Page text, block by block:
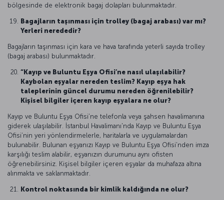
bölgesinde de elektronik bagaj dolapları bulunmaktadır.
Bagajların taşınması için trolley (bagaj arabası) var mı?
Yerleri nerededir?
Bagajların taşınması için kara ve hava tarafında yeterli sayıda trolley
(bagaj arabası) bulunmaktadır.
“Kayıp ve Buluntu Eşya Ofisi’ne nasıl ulaşılabilir?
Kaybolan eşyalar nereden teslim? Kayıp eşya hak
taleplerinin güncel durumu nereden öğrenilebilir?
Kişisel bilgiler içeren kayıp eşyalara ne olur?
Kayıp ve Buluntu Eşya Ofisi’ne telefonla veya şahsen havalimanına
giderek ulaşılabilir. İstanbul Havalimanı'nda Kayıp ve Buluntu Eşya
Ofisi’nin yeri yönlendirmelerle, haritalarla ve uygulamalardan
bulunabilir. Bulunan eşyanızı Kayıp ve Buluntu Eşya Ofisi’nden imza
karşılığı teslim alabilir, eşyanızın durumunu aynı ofisten
öğrenebilirsiniz. Kişisel bilgiler içeren eşyalar da muhafaza altına
alınmakta ve saklanmaktadır.
Kontrol noktasında bir kimlik kaldığında ne olur?